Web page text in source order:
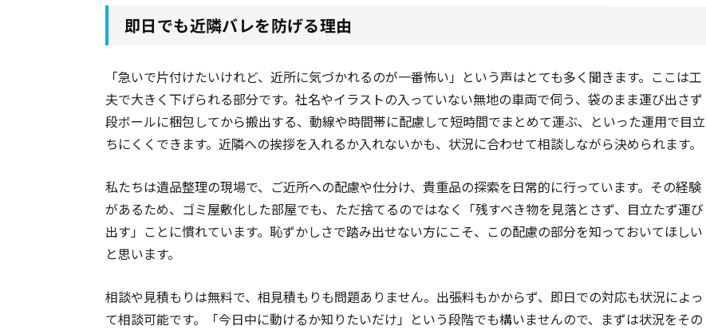
即日でも近隣バレを防げる理由
「急いで片付けたいけれど、近所に気づかれるのが一番怖い」という声はとても多く聞きます。ここは工
夫で大きく下げられる部分です。社名やイラストの入っていない無地の車両で伺う、袋のまま運び出さず
段ボールに梱包してから搬出する、動線や時間帯に配慮して短時間でまとめて運ぶ、といった運用で目立
ちにくくできます。近隣への挨拶を入れるか入れないかも、状況に合わせて相談しながら決められます。
私たちは遺品整理の現場で、ご近所への配慮や仕分け、貴重品の探索を日常的に行っています。その経験
があるため、ゴミ屋敷化した部屋でも、ただ捨てるのではなく「残すべき物を見落とさず、目立たず運び
出す」ことに慣れています。恥ずかしさで踏み出せない方にこそ、この配慮の部分を知っておいてほしい
と思います。
相談や見積もりは無料で、相見積もりも問題ありません。出張料もかからず、即日での対応も状況によっ
て相談可能です。「今日中に動けるか知りたいだけ」という段階でも構いませんので、まずは状況をその